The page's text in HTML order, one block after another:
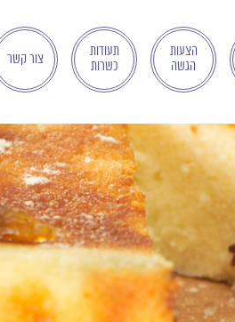
הצעות
הגשה
תעודות
כשרות
צור קשר